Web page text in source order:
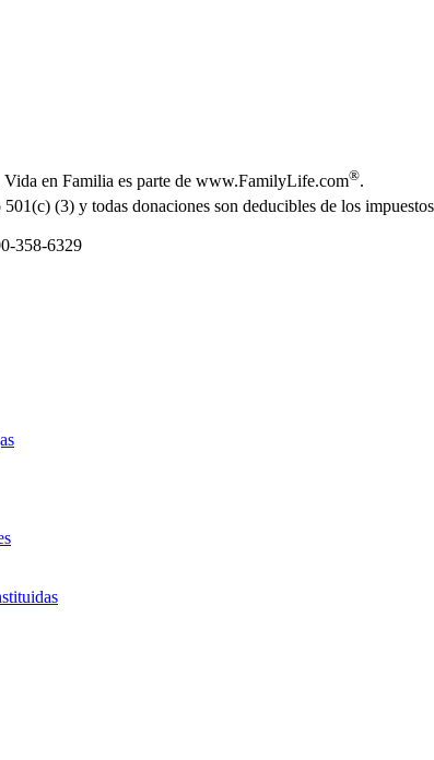
Familia Hoy
en Familia es parte de www.FamilyLife.com®.
(3) y todas donaciones son deducibles de los
358-6329